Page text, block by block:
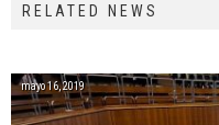
RELATED NEWS
mayo 16, 2019